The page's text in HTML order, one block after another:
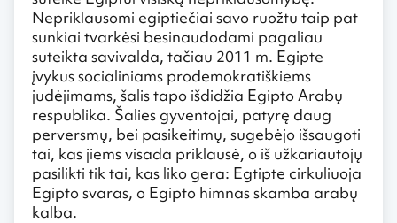
Nepriklausomi egiptiečiai savo ruožtu taip pat
sunkiai tvarkėsi besinaudodami pagaliau
suteikta savivalda, tačiau 2011 m. Egipte
įvykus socialiniams prodemokratiškiems
judėjimams, šalis tapo išdidžia Egipto Arabų
respublika. Šalies gyventojai, patyrę daug
perversmų, bei pasikeitimų, sugebėjo išsaugoti
tai, kas jiems visada priklausė, o iš užkariautojų
pasilikti tik tai, kas liko gera: Egtipte cirkuliuoja
Egipto svaras, o Egipto himnas skamba arabų
kalba.